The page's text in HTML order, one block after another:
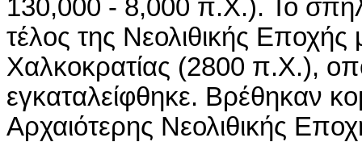
130,000 - 8,000 π.Χ.). Το
τέλος της Νεολιθικής Εποχής
Χαλκοκρατίας (2800 π.Χ.),
εγκαταλείφθηκε. Βρέθηκαν
Αρχαιότερης Νεολιθικής